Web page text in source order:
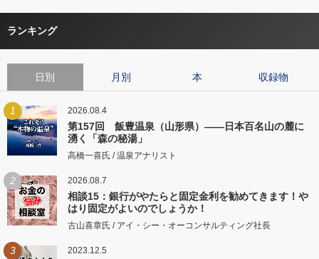
ランキング
日別 月別 本 収録物
1 2026.08.4
第157回 飯豊温泉（山形県）――日本百名山の麓に
湧く「森の秘湯」
高橋一喜氏 / 温泉アナリスト
2 2026.08.7
相談15：銀行がやたらと固定金利を勧めてきます！や
はり固定がよいのでしょうか！
古山喜章氏 / アイ・シー・オーコンサルティング社長
3 2023.12.5